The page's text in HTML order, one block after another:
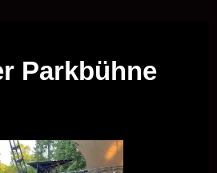
Parkbühne